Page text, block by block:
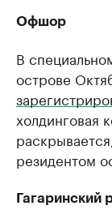
Офшор
В
острове
холдинговая
резидентом
Гагаринский